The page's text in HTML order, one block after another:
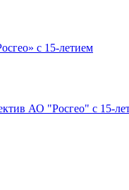
с 15-летием
АО "Росгео" с 15-